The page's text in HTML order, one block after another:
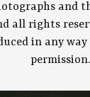
and
all rights
in any
permission.